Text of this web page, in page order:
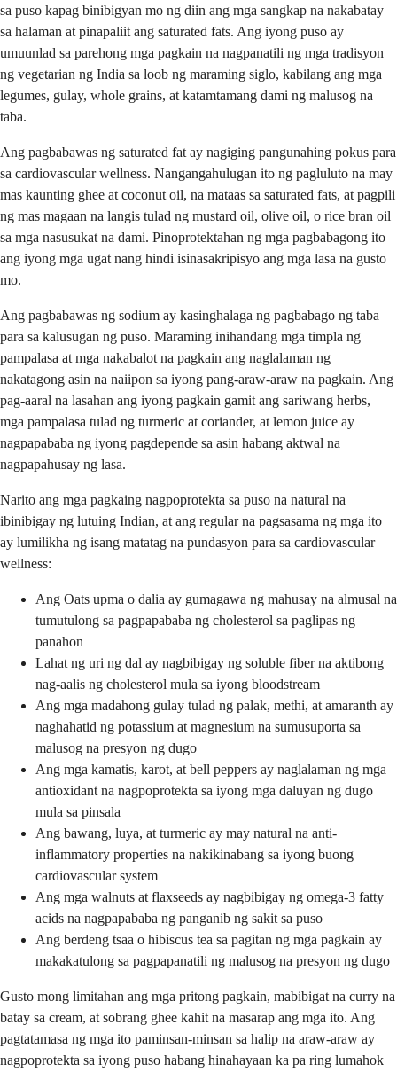
sa puso kapag binibigyan mo ng diin ang mga sangkap na nakabatay
sa halaman at pinapaliit ang saturated fats. Ang iyong puso ay
umuunlad sa parehong mga pagkain na nagpanatili ng mga tradisyon
ng vegetarian ng India sa loob ng maraming siglo, kabilang ang mga
legumes, gulay, whole grains, at katamtamang dami ng malusog na
taba.
Ang pagbabawas ng saturated fat ay nagiging pangunahing pokus para
sa cardiovascular wellness. Nangangahulugan ito ng pagluluto na may
mas kaunting ghee at coconut oil, na mataas sa saturated fats, at pagpili
ng mas magaan na langis tulad ng mustard oil, olive oil, o rice bran oil
sa mga nasusukat na dami. Pinoprotektahan ng mga pagbabagong ito
ang iyong mga ugat nang hindi isinasakripisyo ang mga lasa na gusto
mo.
Ang pagbabawas ng sodium ay kasinghalaga ng pagbabago ng taba
para sa kalusugan ng puso. Maraming inihandang mga timpla ng
pampalasa at mga nakabalot na pagkain ang naglalaman ng
nakatagong asin na naiipon sa iyong pang-araw-araw na pagkain. Ang
pag-aaral na lasahan ang iyong pagkain gamit ang sariwang herbs,
mga pampalasa tulad ng turmeric at coriander, at lemon juice ay
nagpapababa ng iyong pagdepende sa asin habang aktwal na
nagpapahusay ng lasa.
Narito ang mga pagkaing nagpoprotekta sa puso na natural na
ibinibigay ng lutuing Indian, at ang regular na pagsasama ng mga ito
ay lumilikha ng isang matatag na pundasyon para sa cardiovascular
wellness:
Ang Oats upma o dalia ay gumagawa ng mahusay na almusal na
tumutulong sa pagpapababa ng cholesterol sa paglipas ng
panahon
Lahat ng uri ng dal ay nagbibigay ng soluble fiber na aktibong
nag-aalis ng cholesterol mula sa iyong bloodstream
Ang mga madahong gulay tulad ng palak, methi, at amaranth ay
naghahatid ng potassium at magnesium na sumusuporta sa
malusog na presyon ng dugo
Ang mga kamatis, karot, at bell peppers ay naglalaman ng mga
antioxidant na nagpoprotekta sa iyong mga daluyan ng dugo
mula sa pinsala
Ang bawang, luya, at turmeric ay may natural na anti-
inflammatory properties na nakikinabang sa iyong buong
cardiovascular system
Ang mga walnuts at flaxseeds ay nagbibigay ng omega-3 fatty
acids na nagpapababa ng panganib ng sakit sa puso
Ang berdeng tsaa o hibiscus tea sa pagitan ng mga pagkain ay
makakatulong sa pagpapanatili ng malusog na presyon ng dugo
Gusto mong limitahan ang mga pritong pagkain, mabibigat na curry na
batay sa cream, at sobrang ghee kahit na masarap ang mga ito. Ang
pagtatamasa ng mga ito paminsan-minsan sa halip na araw-araw ay
nagpoprotekta sa iyong puso habang hinahayaan ka pa ring lumahok